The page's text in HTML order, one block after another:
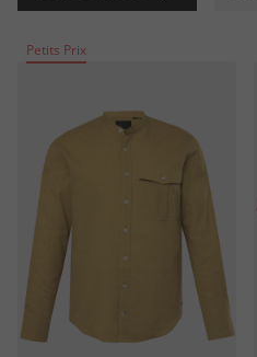
Petits Prix